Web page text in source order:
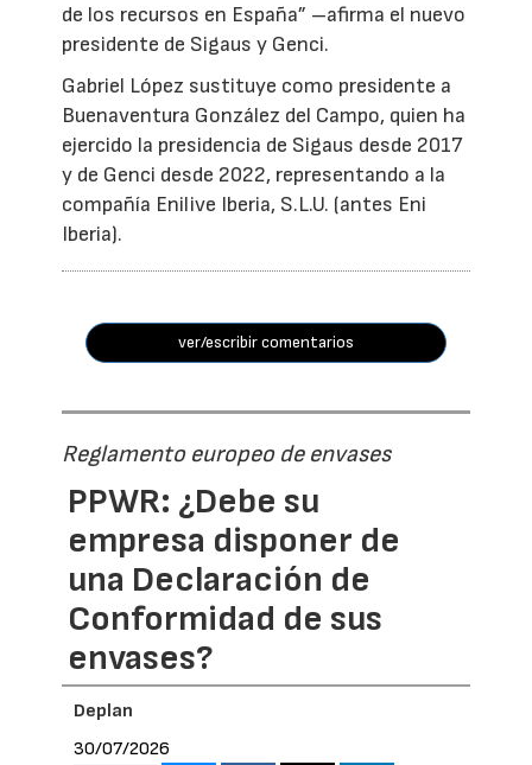
de los recursos en España” –afirma el nuevo
presidente de Sigaus y Genci.
Gabriel López sustituye como presidente a
Buenaventura González del Campo, quien ha
ejercido la presidencia de Sigaus desde 2017
y de Genci desde 2022, representando a la
compañía Enilive Iberia, S.L.U. (antes Eni
Iberia).
ver/escribir comentarios
Reglamento europeo de envases
PPWR: ¿Debe su
empresa disponer de
una Declaración de
Conformidad de sus
envases?
Deplan
30/07/2026